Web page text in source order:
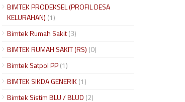
BIMTEK PRODEKSEL (PROFIL DESA
KELURAHAN) (1)
Bimtek Rumah Sakit(3)
BIMTEK RUMAH SAKIT (RS) (0)
Bimtek Satpol PP(1)
BIMTEK SIKDA GENERIK(1)
Bimtek Sistim BLU / BLUD (2)